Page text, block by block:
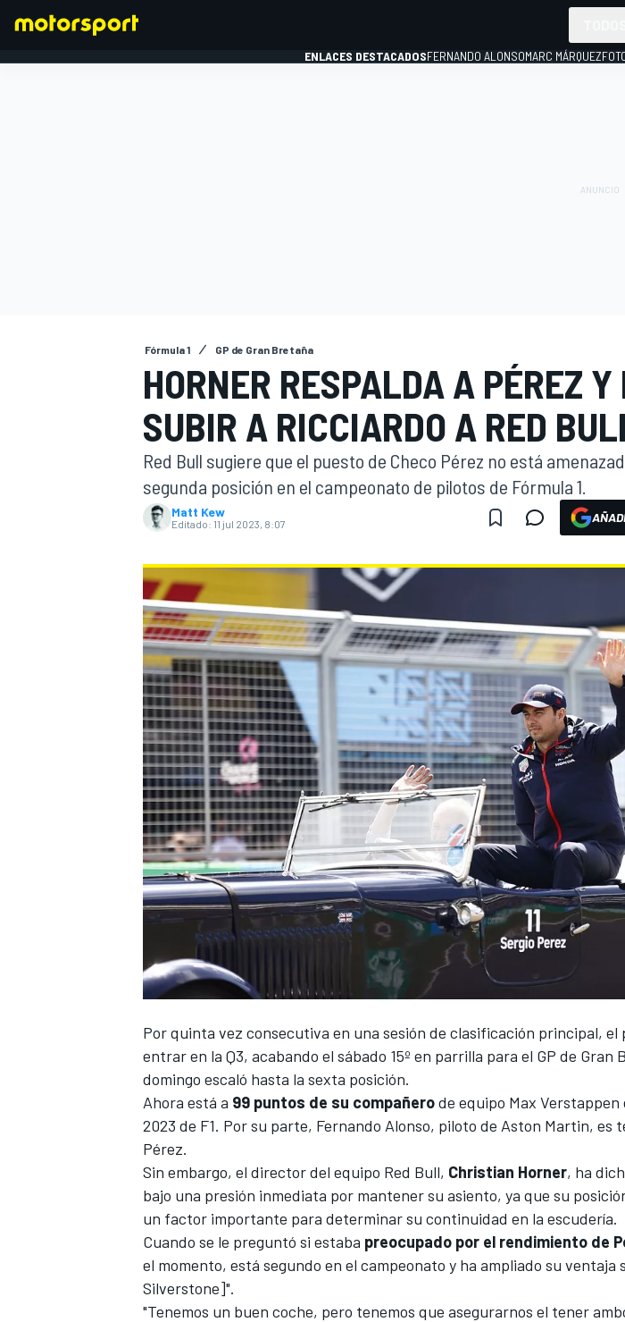
WEC FÓRMULA E
ENLACES DESTACADOSFERNANDO ALONSOMARC MÁRQUEZ
Fórmula 1 GP de Gran Bretaña
HORNER RESPALDA A PÉREZ
SUBIR A RICCIARDO A RED
Red Bull sugiere que el puesto de Checo Pérez no está
segunda posición en el campeonato de pilotos de Fórmula 1.
Matt Kew
Editado: 11 jul 2023, 8:07
Por quinta vez consecutiva en una sesión de clasificación principal, el
entrar en la Q3, acabando el sábado 15º en parrilla para el GP de Gran
domingo escaló hasta la sexta posición.
Ahora está a 99 puntos de su compañerode equipo Max Verstappen
2023 de F1. Por su parte, Fernando Alonso, piloto de Aston Martin, es
Pérez.
Sin embargo, el director del equipo Red Bull, Christian Horner, ha
bajo una presión inmediata por mantener su asiento, ya que su
un factor importante para determinar su continuidad en la escudería.
Cuando se le preguntó si estaba preocupado por el rendimiento de
el momento, está segundo en el campeonato y ha ampliado su ventaja
Silverstone]".
"Tenemos un buen coche, pero tenemos que asegurarnos el tener